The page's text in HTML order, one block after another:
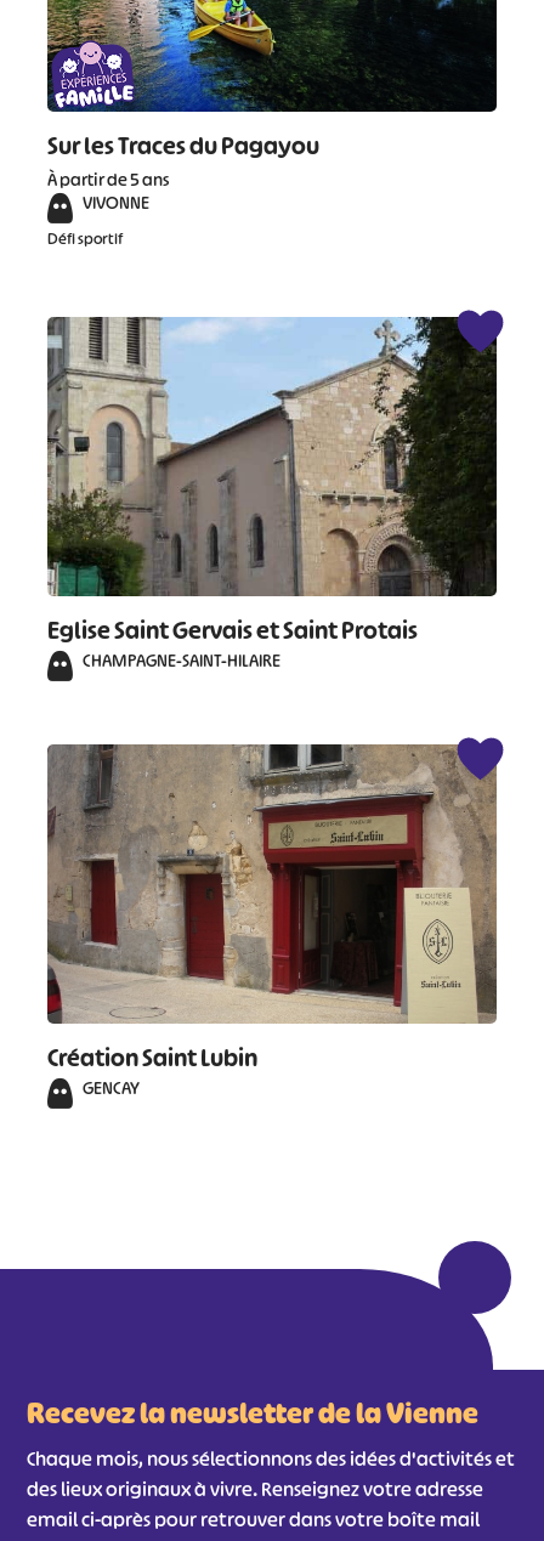
Sur les Traces du Pagayou
À partir de 5 ans
VIVONNE
Défi sportif
Eglise Saint Gervais et Saint Protais
CHAMPAGNE-SAINT-HILAIRE
Création Saint Lubin
GENCAY
Recevez la newsletter de la Vienne
Chaque mois, nous sélectionnons des idées d'activités et
des lieux originaux à vivre. Renseignez votre adresse
email ci-après pour retrouver dans votre boîte mail